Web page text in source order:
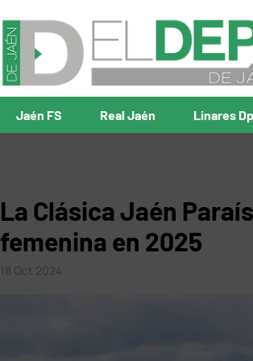
Jaén FS Real Jaén Linares
La Clásica Jaén
femenina en 2025